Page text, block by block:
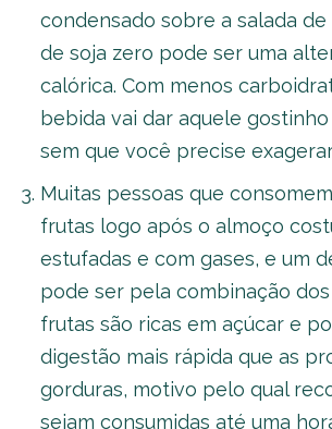
condensado sobre a salada
de soja zero pode ser uma
calórica. Com menos
bebida vai dar aquele
sem que você precise
Muitas pessoas que
frutas logo após o almoço
estufadas e com gases, e um
pode ser pela combinação dos
frutas são ricas em açúcar e
digestão mais rápida que as
gorduras, motivo pelo qual
sejam consumidas até uma